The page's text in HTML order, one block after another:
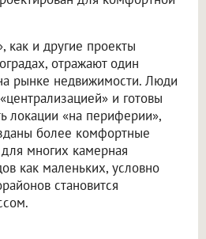
как и другие проекты
отражают один
рынке недвижимости. Люди
и готовы
локации «на периферии»,
более комфортные
многих камерная
как маленьких, условно
становится